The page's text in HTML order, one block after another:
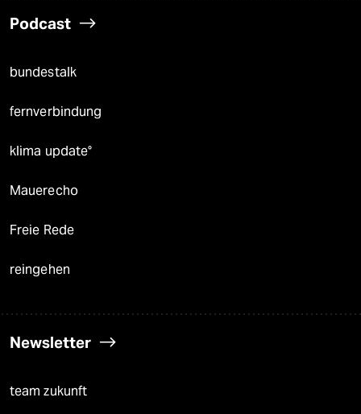
Podcast
bundestalk
fernverbindung
klima update°
Mauerecho
Freie Rede
reingehen
Newsletter
team zukunft